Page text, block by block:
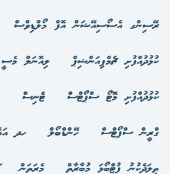
ރޭސިންގ އެސޯސިއޭޝަން އޮފް މޯލްޑިވްސް
ކުޅުދުއްފުށި ޗެމްޕިއަންޝިޕް
ލިއޮނަލް މެސީ
ކުޅުދުއްފުށި މޮޓޯ ސްޕޯޓްސް
ޓެނިސް
ގްރީން ސްޕޯޓްސް
ހޭންޑްބޯލް
ހދ
ތިލަދެކުނު ފުޓްބޯޅަ މުބާރާތް
މެރަތަން